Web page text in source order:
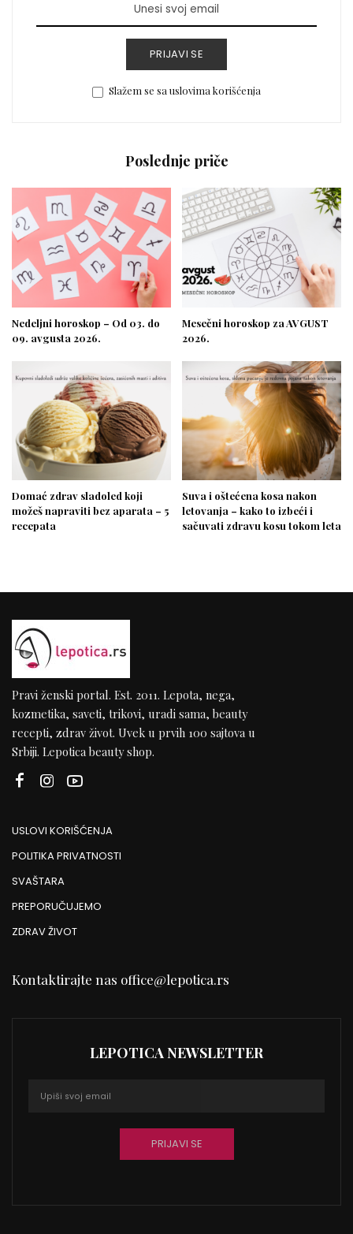
PRIJAVI SE
Slažem se sa uslovima korišćenja
Poslednje priče
Nedeljni horoskop – Od 03. do
09. avgusta 2026.
Mesečni horoskop za AVGUST
2026.
Domać zdrav sladoled koji
možeš napraviti bez aparata – 5
recepata
Suva i oštećena kosa nakon
letovanja – kako to izbeći i
sačuvati zdravu kosu tokom leta
Pravi ženski portal. Est. 2011. Lepota, nega,
kozmetika, saveti, trikovi, uradi sama, beauty
recepti, zdrav život. Uvek u prvih 100 sajtova u
Srbiji. Lepotica beauty shop.
USLOVI KORIŠĆENJA
POLITIKA PRIVATNOSTI
SVAŠTARA
PREPORUČUJEMO
ZDRAV ŽIVOT
Kontaktirajte nas office@lepotica.rs
LEPOTICA NEWSLETTER